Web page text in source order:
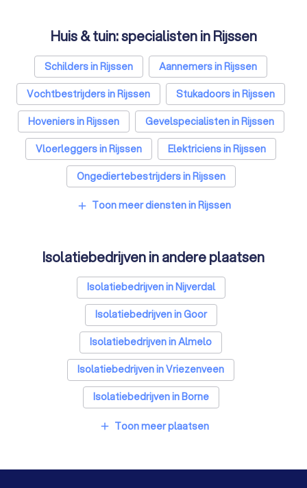
Huis & tuin: specialisten in Rijssen
Schilders in Rijssen
Aannemers in Rijssen
Vochtbestrijders in Rijssen
Stukadoors in Rijssen
Hoveniers in Rijssen
Gevelspecialisten in Rijssen
Vloerleggers in Rijssen
Elektriciens in Rijssen
Ongediertebestrijders in Rijssen
Architecten in Rijssen
Badkamer installateurs in Rijssen
Traprenovatie bedrijven in Rijssen
Schoorsteenvegers in Rijssen
Hekwerkspecialisten in Rijssen
Interieurstylisten in Rijssen
Stoffeerders in Rijssen
Meubelmakers in Rijssen
Klusjesmannen in Rijssen
add Toon meer diensten in Rijssen
Isolatiebedrijven in andere plaatsen
Isolatiebedrijven in Nijverdal
Isolatiebedrijven in Goor
Isolatiebedrijven in Almelo
Isolatiebedrijven in Vriezenveen
Isolatiebedrijven in Borne
Isolatiebedrijven in Kring van Dorth
add Toon meer plaatsen